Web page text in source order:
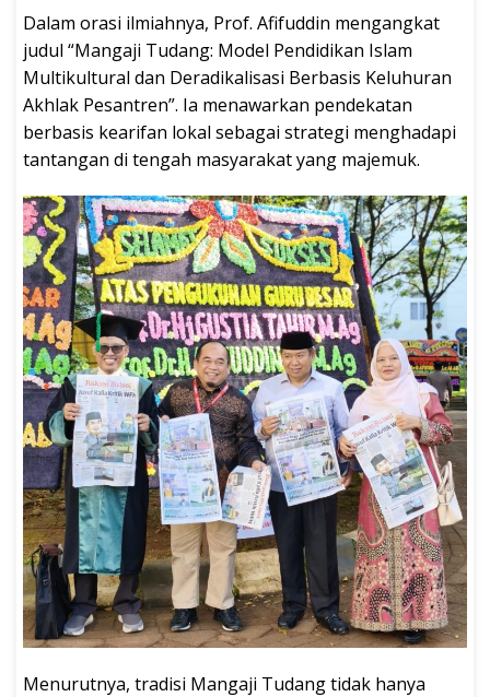
Dalam orasi ilmiahnya, Prof. Afifuddin mengangkat
judul “Mangaji Tudang: Model Pendidikan Islam
Multikultural dan Deradikalisasi Berbasis Keluhuran
Akhlak Pesantren”. Ia menawarkan pendekatan
berbasis kearifan lokal sebagai strategi menghadapi
tantangan di tengah masyarakat yang majemuk.
Menurutnya, tradisi Mangaji Tudang tidak hanya